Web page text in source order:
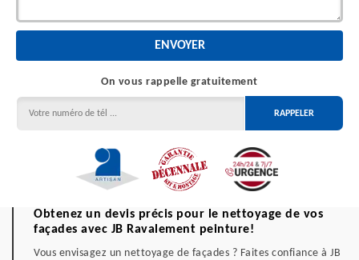
On vous rappelle gratuitement
Obtenez un devis précis pour le nettoyage de vos
façades avec JB Ravalement peinture!
Vous envisagez un nettoyage de façades ? Faites confiance à JB